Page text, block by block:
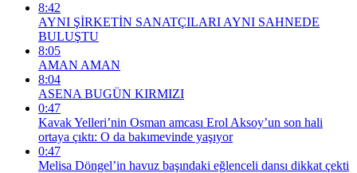
8:42
AYNI ŞİRKETİN SANATÇILARI AYNI SAHNEDE
BULUŞTU
8:05
AMAN AMAN
8:04
ASENA BUGÜN KIRMIZI
0:47
Kavak Yelleri’nin Osman amcası Erol Aksoy’un son hali
ortaya çıktı: O da bakımevinde yaşıyor
0:47
Melisa Döngel’in havuz başındaki eğlenceli dansı dikkat çekti